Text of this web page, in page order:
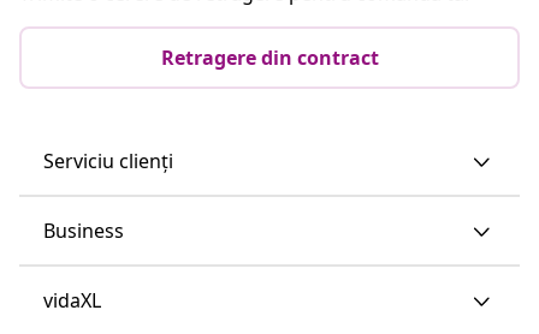
Retragere din contract
Serviciu clienți
Business
vidaXL